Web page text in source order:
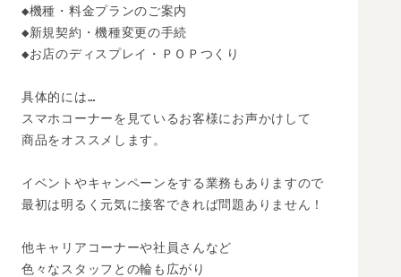
◆機種・料金プランのご案内
◆新規契約・機種変更の手続
◆お店のディスプレイ・ＰＯＰつくり
具体的には…
スマホコーナーを見ているお客様にお声かけして
商品をオススメします。
イベントやキャンペーンをする業務もありますので
最初は明るく元気に接客できれば問題ありません！
他キャリアコーナーや社員さんなど
色々なスタッフとの輪も広がり